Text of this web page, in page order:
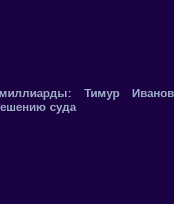
Тимур Иванов
суда